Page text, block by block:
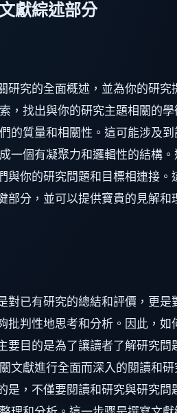
獻綜述部分
究的全面概述，並為你的研
，找出與你的研究主題相關的
的質量和相關性。這可能涉及到
一個有凝聚力和邏輯性的結構
與你的研究問題和目標相連接
分，並可以提供寶貴的見解和
已有研究的總結和評價，更
批判性地思考和分析。因此，
要目的是為了讓讀者了解研究
文獻進行全面而深入的閱讀和
是，不僅要閱讀和研究與研究